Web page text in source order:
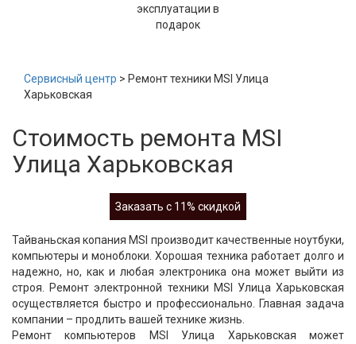
эксплуатации в
подарок
Сервисный центр > Ремонт техники MSI Улица
Харьковская
Стоимость ремонта MSI
Улица Харьковская
Заказать с 11% скидкой
Тайваньская копания MSI производит качественные ноутбуки,
компьютеры и моноблоки. Хорошая техника работает долго и
надежно, но, как и любая электроника она может выйти из
строя. Ремонт электронной техники MSI Улица Харьковская
осуществляется быстро и профессионально. Главная задача
компании – продлить вашей технике жизнь.
Ремонт компьютеров MSI Улица Харьковская может